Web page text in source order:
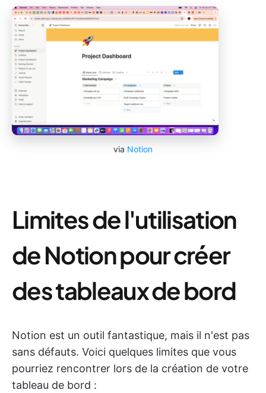
via Notion
Limites de l'utilisation
de Notion pour créer
des tableaux de bord
Notion est un outil fantastique, mais il n'est pas
sans défauts. Voici quelques limites que vous
pourriez rencontrer lors de la création de votre
tableau de bord :